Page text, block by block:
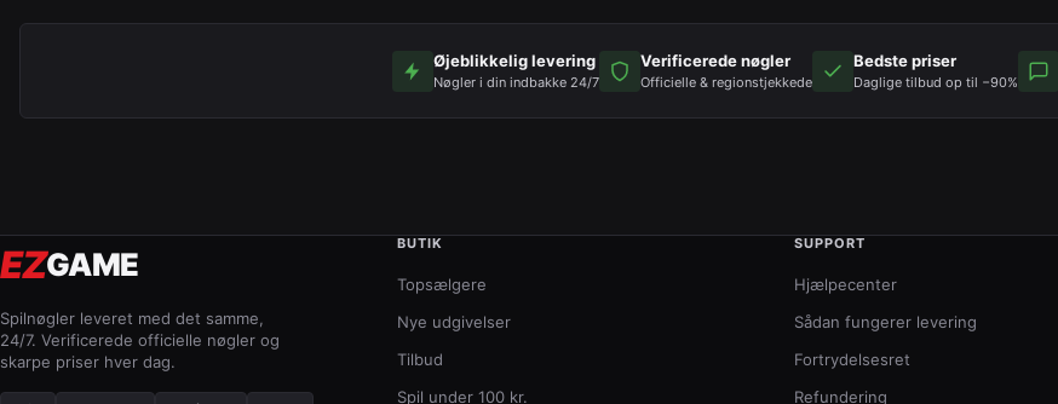
Øjeblikkelig levering
Nøgler i din indbakke 24/7
Verificerede nøgler
Officielle & regionstjekkede
Bedste priser
Daglige tilbud op til −90%
EZGAME
Spilnøgler leveret med det samme,
24/7. Verificerede officielle nøgler og
skarpe priser hver dag.
BUTIK
Topsælgere
Nye udgivelser
Tilbud
Spil under 100 kr.
SUPPORT
Hjælpecenter
Sådan fungerer levering
Fortrydelsesret
Refundering